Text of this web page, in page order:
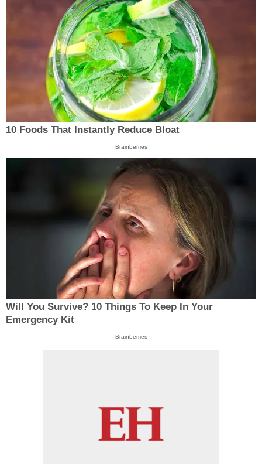
10 Foods That Instantly Reduce Bloat
Brainberries
Will You Survive? 10 Things To Keep In Your
Emergency Kit
Brainberries